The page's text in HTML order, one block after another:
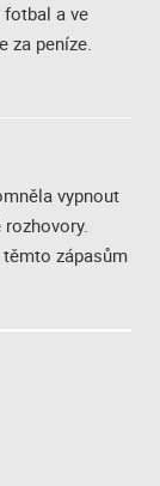
fotbal a ve
za peníze.
vypnout
zápasům